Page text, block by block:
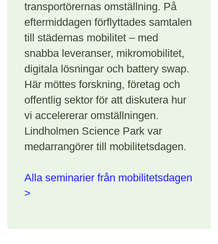
transportörernas omställning. På
eftermiddagen förflyttades samtalen
till städernas mobilitet – med
snabba leveranser, mikromobilitet,
digitala lösningar och battery swap.
Här möttes forskning, företag och
offentlig sektor för att diskutera hur
vi accelererar omställningen.
Lindholmen Science Park var
medarrangörer till mobilitetsdagen.
Alla seminarier från mobilitetsdagen
>